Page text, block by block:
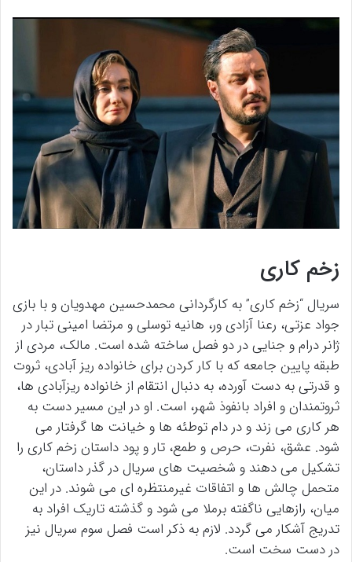
زخم کاری
سریال “زخم کاری” به کارگردانی محمدحسین مهدویان و با بازی
جواد عزتی، رعنا آزادی ور، هانیه توسلی و مرتضا امینی تبار در
ژانر درام و جنایی در دو فصل ساخته شده است. مالک، مردی از
طبقه پایین جامعه که با کار کردن برای خانواده ریز آبادی، ثروت
و قدرتی به دست آورده، به دنبال انتقام از خانواده ریزآبادی ها،
ثروتمندان و افراد بانفوذ شهر، است. او در این مسیر دست به
هر کاری می زند و در دام توطئه ها و خیانت ها گرفتار می
شود. عشق، نفرت، حرص و طمع، تار و پود داستان زخم کاری را
تشکیل می دهند و شخصیت های سریال در گذر داستان،
متحمل چالش ها و اتفاقات غیرمنتظره ای می شوند. در این
میان، رازهایی ناگفته برملا می شود و گذشته تاریک افراد به
تدریج آشکار می گردد. لازم به ذکر است فصل سوم سریال نیز
در دست سخت است.